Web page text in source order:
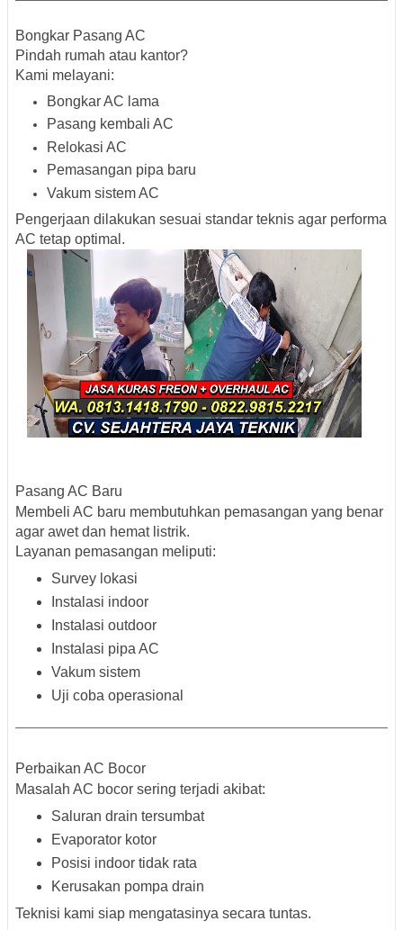
Bongkar Pasang AC
Pindah rumah atau kantor?
Kami melayani:
Bongkar AC lama
Pasang kembali AC
Relokasi AC
Pemasangan pipa baru
Vakum sistem AC
Pengerjaan dilakukan sesuai standar teknis agar performa
AC tetap optimal.
Pasang AC Baru
Membeli AC baru membutuhkan pemasangan yang benar
agar awet dan hemat listrik.
Layanan pemasangan meliputi:
Survey lokasi
Instalasi indoor
Instalasi outdoor
Instalasi pipa AC
Vakum sistem
Uji coba operasional
Perbaikan AC Bocor
Masalah AC bocor sering terjadi akibat:
Saluran drain tersumbat
Evaporator kotor
Posisi indoor tidak rata
Kerusakan pompa drain
Teknisi kami siap mengatasinya secara tuntas.